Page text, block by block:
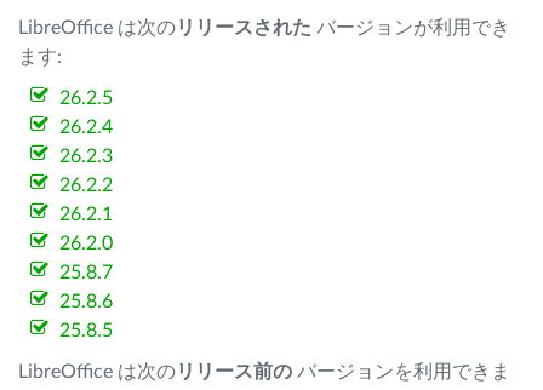
LibreOffice は次のリリースされた バージョンが利用でき
ます:
26.2.5
26.2.4
26.2.3
26.2.2
26.2.1
26.2.0
25.8.7
25.8.6
25.8.5
LibreOffice は次のリリース前の バージョンを利用できま